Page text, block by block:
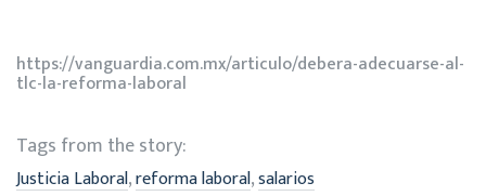
https://vanguardia.com.mx/articulo/debera-adecuarse-al-
tlc-la-reforma-laboral
Tags from the story:
Justicia Laboral,reforma laboral,salarios